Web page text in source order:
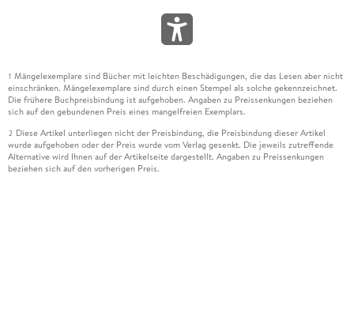
1 Mängelexemplare sind Bücher mit leichten Beschädigungen, die das Lesen aber nicht
einschränken. Mängelexemplare sind durch einen Stempel als solche gekennzeichnet.
Die frühere Buchpreisbindung ist aufgehoben. Angaben zu Preissenkungen beziehen
sich auf den gebundenen Preis eines mangelfreien Exemplars.
2 Diese Artikel unterliegen nicht der Preisbindung, die Preisbindung dieser Artikel
wurde aufgehoben oder der Preis wurde vom Verlag gesenkt. Die jeweils zutreffende
Alternative wird Ihnen auf der Artikelseite dargestellt. Angaben zu Preissenkungen
beziehen sich auf den vorherigen Preis.